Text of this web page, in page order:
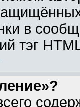
в
тэг